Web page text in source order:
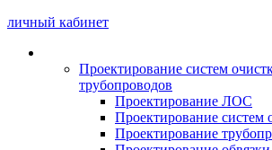
личный кабинет
Проектирование систем
трубопроводов
Проектирование ЛОС
Проектирование систем
Проектирование